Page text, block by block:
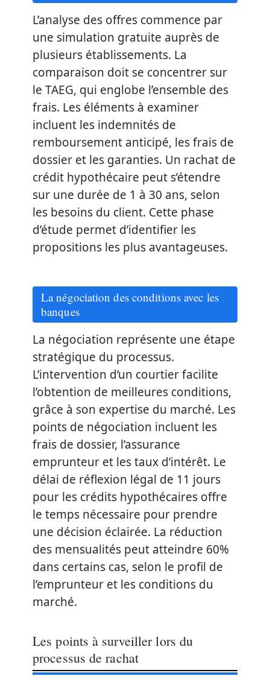
L’analyse des offres commence par
une simulation gratuite auprès de
plusieurs établissements. La
comparaison doit se concentrer sur
le TAEG, qui englobe l’ensemble des
frais. Les éléments à examiner
incluent les indemnités de
remboursement anticipé, les frais de
dossier et les garanties. Un rachat de
crédit hypothécaire peut s’étendre
sur une durée de 1 à 30 ans, selon
les besoins du client. Cette phase
d’étude permet d’identifier les
propositions les plus avantageuses.
La négociation des conditions avec les
banques
La négociation représente une étape
stratégique du processus.
L’intervention d’un courtier facilite
l’obtention de meilleures conditions,
grâce à son expertise du marché. Les
points de négociation incluent les
frais de dossier, l’assurance
emprunteur et les taux d’intérêt. Le
délai de réflexion légal de 11 jours
pour les crédits hypothécaires offre
le temps nécessaire pour prendre
une décision éclairée. La réduction
des mensualités peut atteindre 60%
dans certains cas, selon le profil de
l’emprunteur et les conditions du
marché.
Les points à surveiller lors du
processus de rachat